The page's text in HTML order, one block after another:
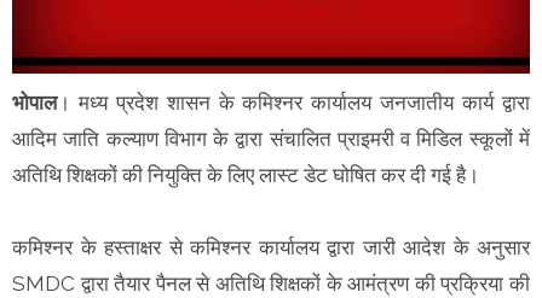
भोपाल। मध्य प्रदेश शासन के कमिश्नर कार्यालय जनजातीय कार्य द्वारा
आदिम जाति कल्याण विभाग के द्वारा संचालित प्राइमरी व मिडिल स्कूलों में
अतिथि शिक्षकों की नियुक्ति के लिए लास्ट डेट घोषित कर दी गई है।
कमिश्नर के हस्ताक्षर से कमिश्नर कार्यालय द्वारा जारी आदेश के अनुसार
SMDC द्वारा तैयार पैनल से अतिथि शिक्षकों के आमंत्रण की प्रक्रिया की